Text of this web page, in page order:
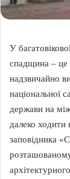
У
спадщина – це
надзвичайно
національної
держави на
далеко ходити
заповідника
розташованому